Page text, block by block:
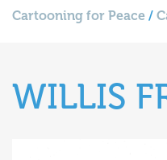
Cartooning for Peace /
WILLIS